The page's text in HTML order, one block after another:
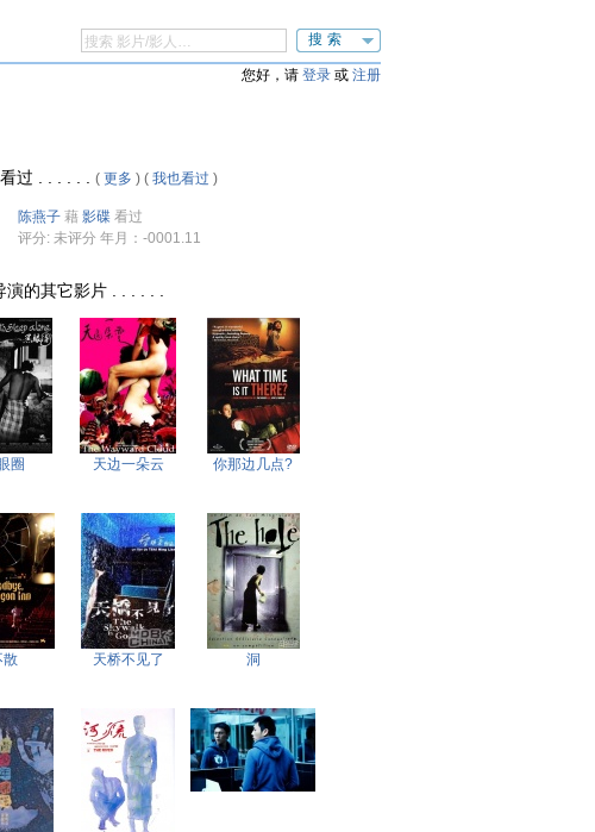
搜索
您好，请 登录 或 注册
过 . . . . . . ( 更多 ) ( 我也看过 )
陈燕子 藉 影碟 看过
评分: 未评分 年月：-0001.11
演的其它影片 . . . . . .
圈 天边一朵云 你那边几点?
散 天桥不见了 洞